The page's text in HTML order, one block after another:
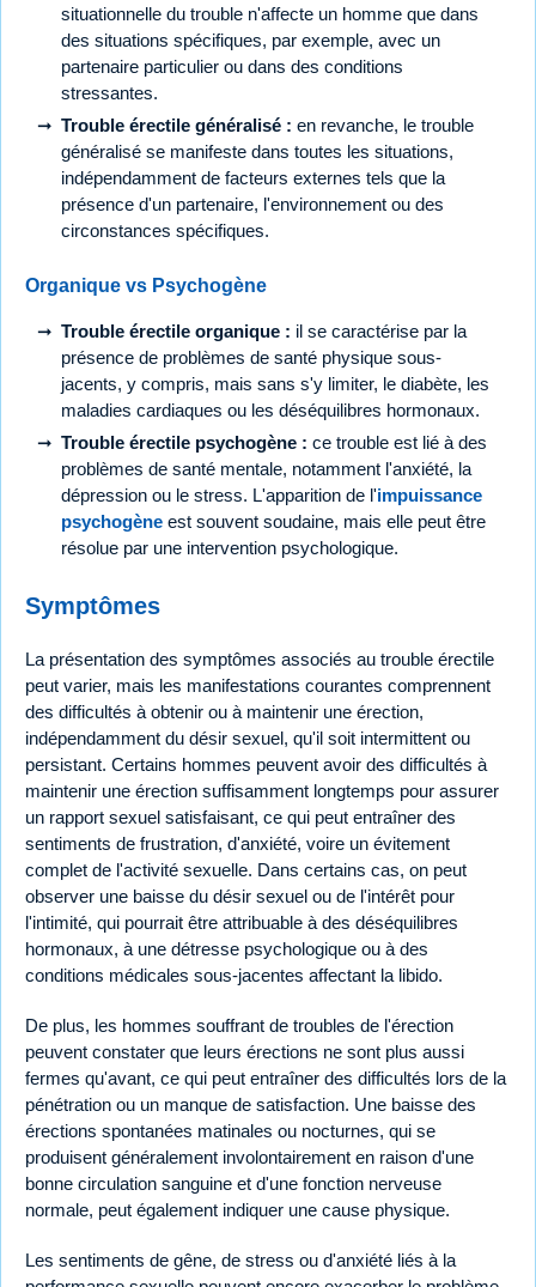
situationnelle du trouble n'affecte un homme que dans
des situations spécifiques, par exemple, avec un
partenaire particulier ou dans des conditions
stressantes.
Trouble érectile généralisé : en revanche, le trouble
généralisé se manifeste dans toutes les situations,
indépendamment de facteurs externes tels que la
présence d'un partenaire, l'environnement ou des
circonstances spécifiques.
Organique vs Psychogène
Trouble érectile organique : il se caractérise par la
présence de problèmes de santé physique sous-
jacents, y compris, mais sans s'y limiter, le diabète, les
maladies cardiaques ou les déséquilibres hormonaux.
Trouble érectile psychogène : ce trouble est lié à des
problèmes de santé mentale, notamment l'anxiété, la
dépression ou le stress. L'apparition de l'impuissance
psychogène est souvent soudaine, mais elle peut être
résolue par une intervention psychologique.
Symptômes
La présentation des symptômes associés au trouble érectile
peut varier, mais les manifestations courantes comprennent
des difficultés à obtenir ou à maintenir une érection,
indépendamment du désir sexuel, qu'il soit intermittent ou
persistant. Certains hommes peuvent avoir des difficultés à
maintenir une érection suffisamment longtemps pour assurer
un rapport sexuel satisfaisant, ce qui peut entraîner des
sentiments de frustration, d'anxiété, voire un évitement
complet de l'activité sexuelle. Dans certains cas, on peut
observer une baisse du désir sexuel ou de l'intérêt pour
l'intimité, qui pourrait être attribuable à des déséquilibres
hormonaux, à une détresse psychologique ou à des
conditions médicales sous-jacentes affectant la libido.
De plus, les hommes souffrant de troubles de l'érection
peuvent constater que leurs érections ne sont plus aussi
fermes qu'avant, ce qui peut entraîner des difficultés lors de la
pénétration ou un manque de satisfaction. Une baisse des
érections spontanées matinales ou nocturnes, qui se
produisent généralement involontairement en raison d'une
bonne circulation sanguine et d'une fonction nerveuse
normale, peut également indiquer une cause physique.
Les sentiments de gêne, de stress ou d'anxiété liés à la